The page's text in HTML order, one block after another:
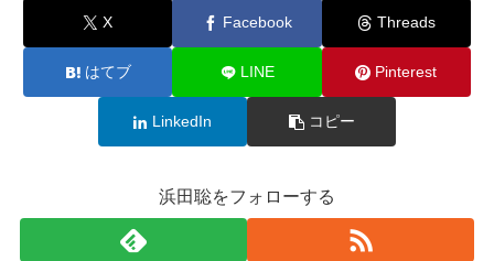
X Facebook Threads
はてブ LINE Pinterest
LinkedIn コピー
浜田聡をフォローする